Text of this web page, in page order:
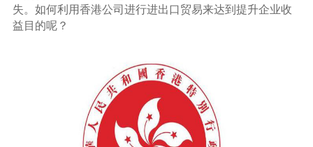
失。如何利用香港公司进行进出口贸易来达到提升企业收
益目的呢？